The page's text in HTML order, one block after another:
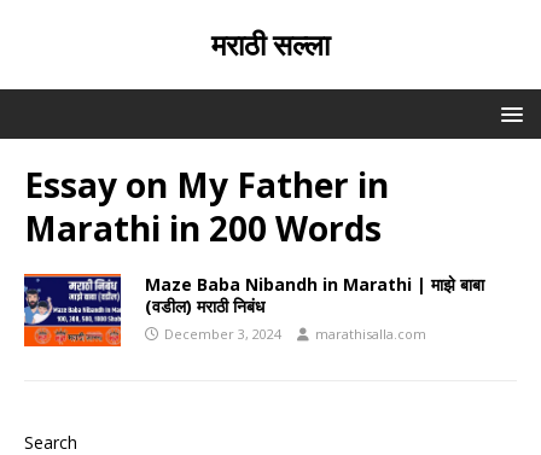
मराठी सल्ला
Essay on My Father in
Marathi in 200 Words
Maze Baba Nibandh in Marathi | माझे बाबा
(वडील) मराठी निबंध
December 3, 2024 marathisalla.com
Search